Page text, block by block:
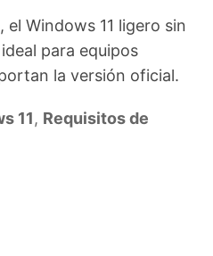
el Windows 11 ligero sin
para equipos
la versión oficial.
11, Requisitos de